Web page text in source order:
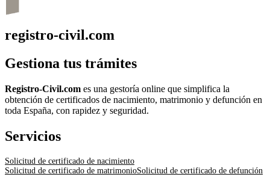
registro-civil.com
Gestiona tus trámites
Registro-Civil.com es una gestoría online que simplifica la
obtención de certificados de nacimiento, matrimonio y defunción en
toda España, con rapidez y seguridad.
Servicios
Solicitud de certificado de nacimiento
Solicitud de certificado de matrimonioSolicitud de certificado de defunción